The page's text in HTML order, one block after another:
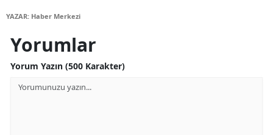
YAZAR: Haber Merkezi
Yorumlar
Yorum Yazın (500 Karakter)